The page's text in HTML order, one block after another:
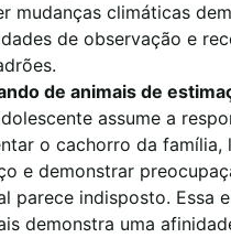
mudanças climáticas
de observação e
de animais de
assume a
o cachorro da família,
e demonstrar
parece indisposto. Essa
demonstra uma